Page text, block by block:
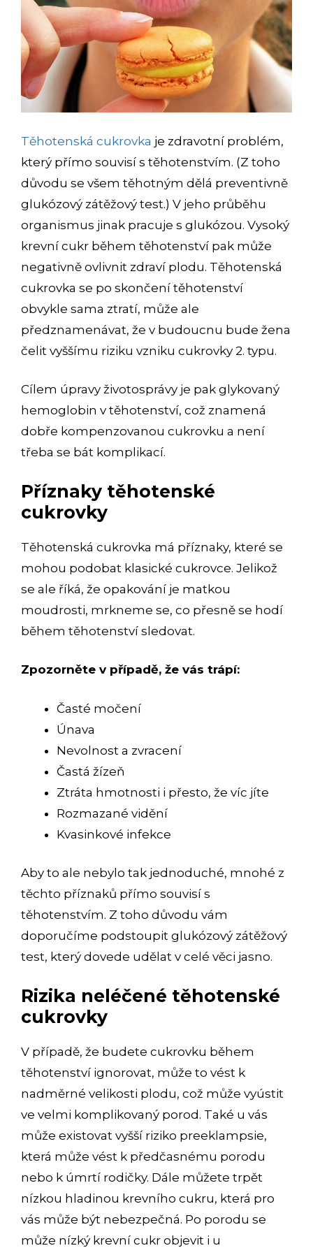
Těhotenská cukrovka je zdravotní problém,
který přímo souvisí s těhotenstvím. (Z toho
důvodu se všem těhotným dělá preventivně
glukózový zátěžový test.) V jeho průběhu
organismus jinak pracuje s glukózou. Vysoký
krevní cukr během těhotenství pak může
negativně ovlivnit zdraví plodu. Těhotenská
cukrovka se po skončení těhotenství
obvykle sama ztratí, může ale
předznamenávat, že v budoucnu bude žena
čelit vyššímu riziku vzniku cukrovky 2. typu.
Cílem úpravy životosprávy je pak glykovaný
hemoglobin v těhotenství, což znamená
dobře kompenzovanou cukrovku a není
třeba se bát komplikací.
Příznaky těhotenské
cukrovky
Těhotenská cukrovka má příznaky, které se
mohou podobat klasické cukrovce. Jelikož
se ale říká, že opakování je matkou
moudrosti, mrkneme se, co přesně se hodí
během těhotenství sledovat.
Zpozorněte v případě, že vás trápí:
Časté močení
Únava
Nevolnost a zvracení
Častá žízeň
Ztráta hmotnosti i přesto, že víc jíte
Rozmazané vidění
Kvasinkové infekce
Aby to ale nebylo tak jednoduché, mnohé z
těchto příznaků přímo souvisí s
těhotenstvím. Z toho důvodu vám
doporučíme podstoupit glukózový zátěžový
test, který dovede udělat v celé věci jasno.
Rizika neléčené těhotenské
cukrovky
V případě, že budete cukrovku během
těhotenství ignorovat, může to vést k
nadměrné velikosti plodu, což může vyústit
ve velmi komplikovaný porod. Také u vás
může existovat vyšší riziko preeklampsie,
která může vést k předčasnému porodu
nebo k úmrtí rodičky. Dále můžete trpět
nízkou hladinou krevního cukru, která pro
vás může být nebezpečná. Po porodu se
může nízký krevní cukr objevit i u